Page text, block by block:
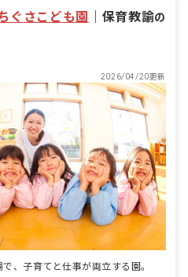
ぐさこども園 保育教諭の
2026/04/20更新
、子育てと仕事が両立する園。